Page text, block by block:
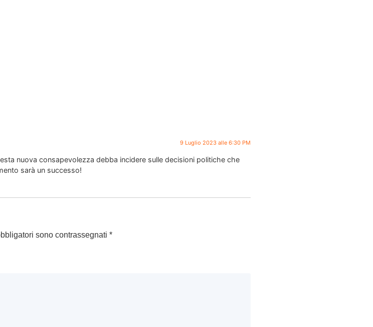
9 Luglio 2023 alle 6:30 PM
nuova consapevolezza debba incidere sulle decisioni politiche che
sarà un successo!
sono contrassegnati *